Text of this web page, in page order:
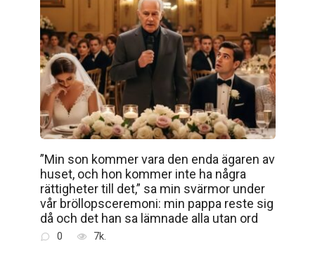
”Min son kommer vara den enda ägaren av
huset, och hon kommer inte ha några
rättigheter till det,” sa min svärmor under
vår bröllopsceremoni: min pappa reste sig
då och det han sa lämnade alla utan ord
0 7k.